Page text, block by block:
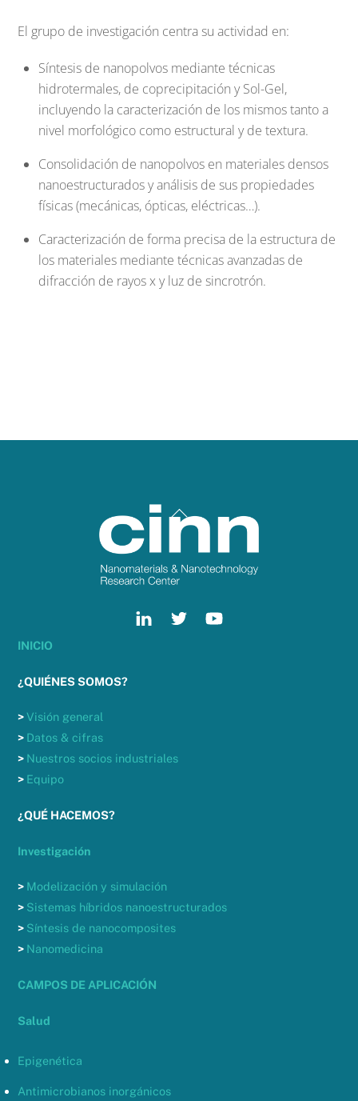
El grupo de investigación centra su actividad en:
Síntesis de nanopolvos mediante técnicas
hidrotermales, de coprecipitación y Sol-Gel,
incluyendo la caracterización de los mismos tanto a
nivel morfológico como estructural y de textura.
Consolidación de nanopolvos en materiales densos
nanoestructurados y análisis de sus propiedades
físicas (mecánicas, ópticas, eléctricas…).
Caracterización de forma precisa de la estructura de
los materiales mediante técnicas avanzadas de
difracción de rayos x y luz de sincrotrón.
Back
To
Top
INICIO
¿QUIÉNES SOMOS?
>Visión general
> Datos & cifras
> Nuestros socios industriales
> Equipo
¿QUÉ HACEMOS?
Investigación
> Modelización y simulación
> Sistemas híbridos nanoestructurados
> Síntesis de nanocomposites
> Nanomedicina
CAMPOS DE APLICACIÓN
Salud
Epigenética
Antimicrobianos inorgánicos